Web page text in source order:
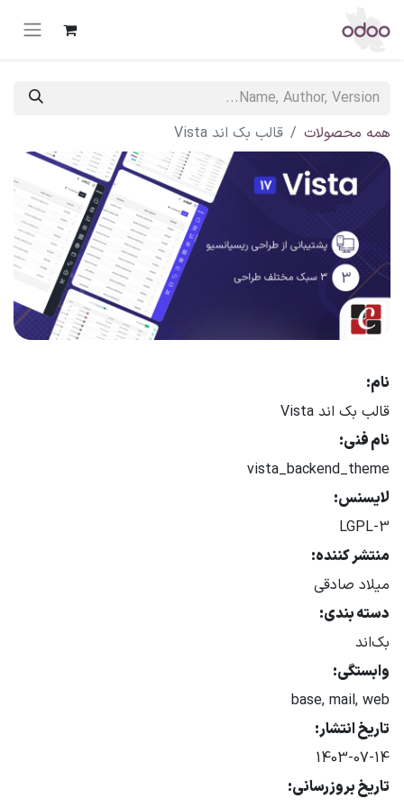
همه محصولات قالب بک اند Vista
نام:
قالب بک اند Vista
نام فنی:
vista_backend_theme
لایسنس:
LGPL-3
منتشر کننده:
میلاد صادقی
دسته بندی:
بک‌اند
وابستگی:
base, mail, web
تاریخ انتشار:
1403-07-14
تاریخ بروزرسانی: